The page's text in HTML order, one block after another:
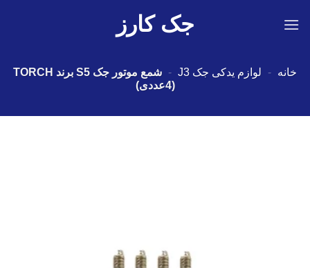
جک کارز
خانه - لوازم یدکی جک J3 -
شمع موتور جک S5 برند TORCH
(4عددی)